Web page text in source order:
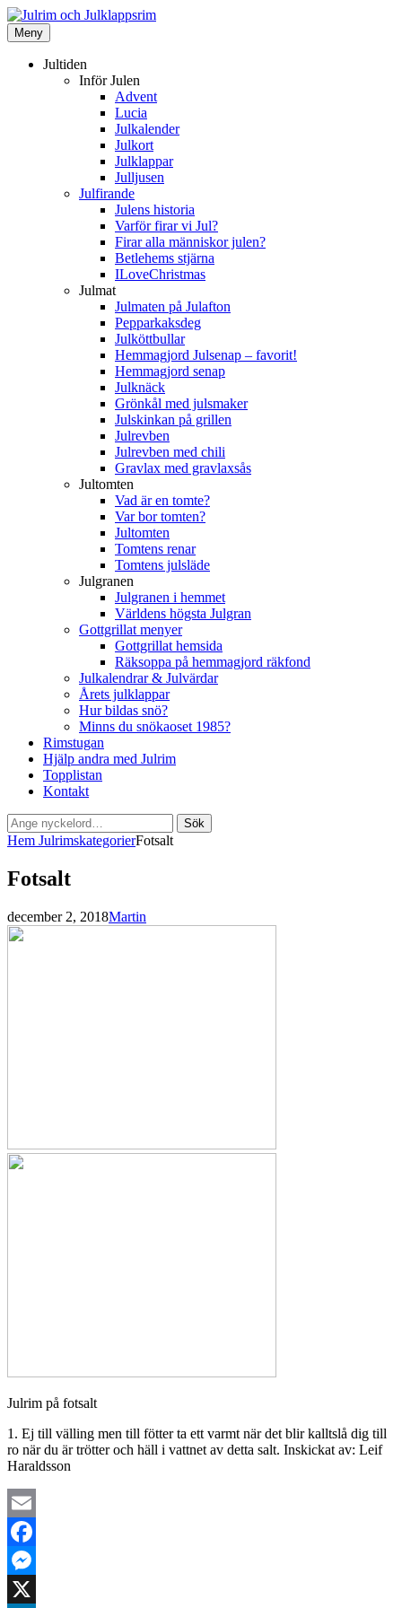
Hoppa
till
innehåll
Julrim och Julklappsrim
Meny
Jultiden
Inför Julen
Advent
Lucia
Julkalender
Julkort
Julklappar
Julljusen
Julfirande
Julens historia
Varför firar vi Jul?
Firar alla människor julen?
Betlehems stjärna
ILoveChristmas
Julmat
Julmaten på Julafton
Pepparkaksdeg
Julköttbullar
Hemmagjord Julsenap – favorit!
Hemmagjord senap
Julknäck
Grönkål med julsmaker
Julskinkan på grillen
Julrevben
Julrevben med chili
Gravlax med gravlaxsås
Jultomten
Vad är en tomte?
Var bor tomten?
Jultomten
Tomtens renar
Tomtens julsläde
Julgranen
Julgranen i hemmet
Världens högsta Julgran
Gottgrillat menyer
Gottgrillat hemsida
Räksoppa på hemmagjord räkfond
Julkalendrar & Julvärdar
Årets julklappar
Hur bildas snö?
Minns du snökaoset 1985?
Rimstugan
Hjälp andra med Julrim
Topplistan
Kontakt
Sök
efter:
Sök
Hem JulrimskategorierFotsalt
Fotsalt
Publicerat
december 2, 2018av
Martin
Julrim på fotsalt
1. Ej till välling men till fötter ta ett varmt när det blir kalltslå dig till
ro när du är trötter och häll i vattnet av detta salt. Inskickat av: Leif
Haraldsson
Email
Facebook
Messenger